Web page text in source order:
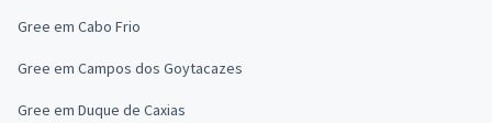
Gree em Cabo Frio
Gree em Campos dos Goytacazes
Gree em Duque de Caxias